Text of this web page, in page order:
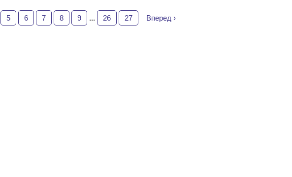
5 6 7 8 9 ... 26 27 Вперед ›